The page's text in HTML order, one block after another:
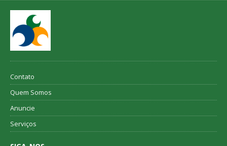
Contato
Quem Somos
Anuncie
Serviços